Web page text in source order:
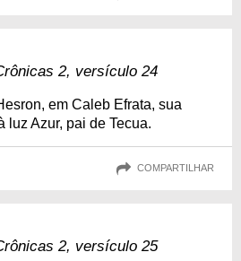
2, versículo 24
em Caleb Efrata, sua
luz Azur, pai de Tecua.
COMPARTILHAR
2, versículo 25